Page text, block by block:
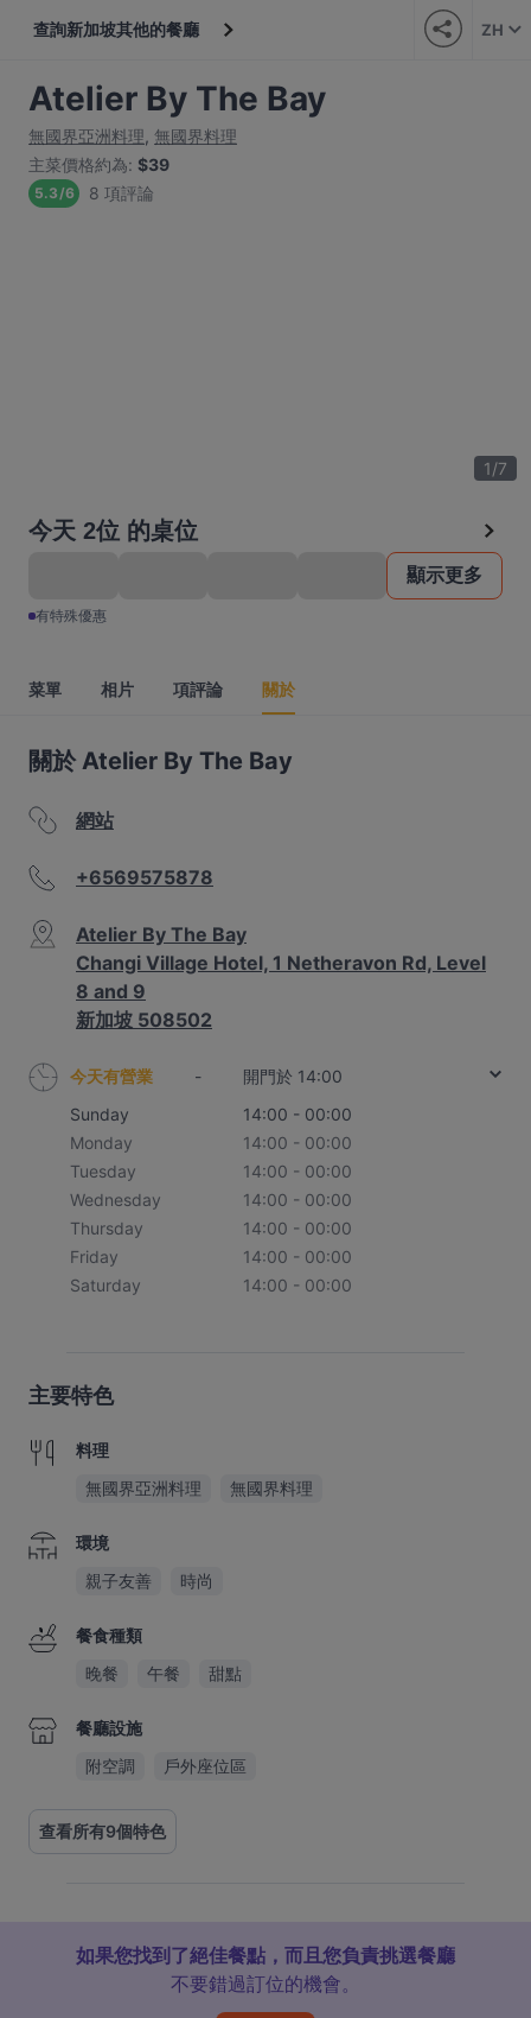
查詢新加坡其他的餐廳 ZH
Atelier By The Bay
無國界亞洲料理, 無國界料理
主菜價格約為: $39
5.3/6 8 項評論
1/7
今天 2位 的桌位
顯示更多
有特殊優惠
菜單 相片 項評論 關於
關於 Atelier By The Bay
網站
+6569575878
Atelier By The Bay
Changi Village Hotel, 1 Netheravon Rd, Level
8 and 9
新加坡 508502
今天有營業 -
開門於 14:00
Sunday
14:00 - 00:00
Monday
14:00 - 00:00
Tuesday
14:00 - 00:00
Wednesday
14:00 - 00:00
Thursday
14:00 - 00:00
Friday
14:00 - 00:00
Saturday
14:00 - 00:00
主要特色
料理
無國界亞洲料理
無國界料理
環境
親子友善
時尚
餐食種類
晚餐
午餐 甜點
餐廳設施
附空調
戶外座位區
查看所有9個特色
如果您找到了絕佳餐點，而且您負責挑選餐廳
不要錯過訂位的機會。